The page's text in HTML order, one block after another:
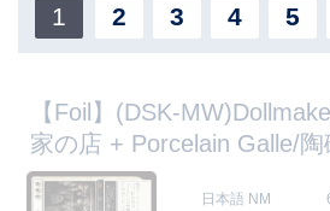
1 2 3 4 5
【Foil】(DSK-
家の店 + Porcelain Galle/
日本語 NM